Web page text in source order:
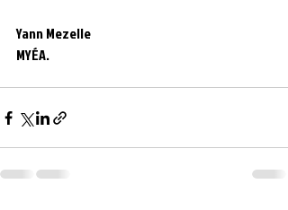
Yann Mezelle
MYÉA.